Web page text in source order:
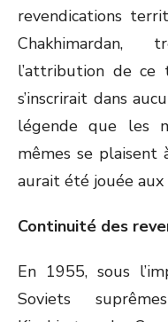
revendications
Chakhimardan,
l’attribution de ce
s’inscrirait dans
légende que les
mêmes se plaisent
aurait été jouée aux
Continuité des
En 1955, sous
Soviets